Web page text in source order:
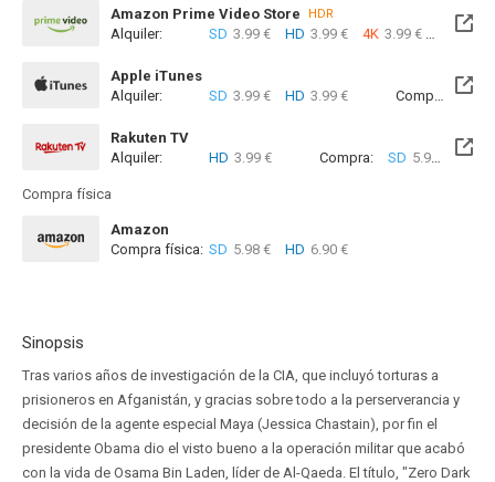
Amazon Prime Video Store HDR
Alquiler: SD 3.99 € HD 3.99 € 4K 3.99 €
Apple iTunes
Alquiler:
SD 3.99 € HD 3.99 € Compra: SD
Rakuten TV
Alquiler:
HD 3.99 € Compra: SD 5.99 € HD
Compra física
Amazon
Compra física: SD 5.98 € HD 6.90 €
Sinopsis
Tras varios años de investigación de la CIA, que incluyó torturas a
prisioneros en Afganistán, y gracias sobre todo a la perserverancia y
decisión de la agente especial Maya (Jessica Chastain), por fin el
presidente Obama dio el visto bueno a la operación militar que acabó
con la vida de Osama Bin Laden, líder de Al-Qaeda. El título, "Zero Dark